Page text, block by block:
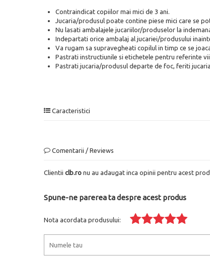
Contraindicat copiilor mai mici de 3 ani.
Jucaria/produsul poate contine piese mici care se
Nu lasati ambalajele jucariilor/produselor la
Indepartati orice ambalaj al jucariei/produsului
Va rugam sa supravegheati copilul in timp ce se
Pastrati instructiunile si etichetele pentru referinte
Pastrati jucaria/produsul departe de foc, feriti
Caracteristici
Comentarii / Reviews
Clientii clb.ro nu au adaugat inca opinii pentru acest
Spune-ne parerea ta despre acest produs
Nota acordata produsului: